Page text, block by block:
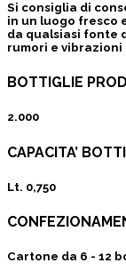
Si consiglia di
in un luogo fresco
da qualsiasi fonte
rumori e vibrazioni
BOTTIGLIE
2.000
CAPACITA’
Lt. 0,750
Cartone da 6 - 12